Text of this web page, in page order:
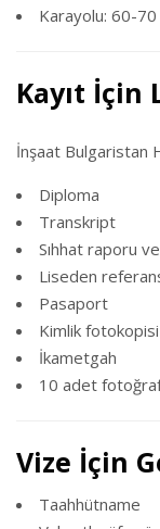
Karayolu: 60-
Kayıt İçin
İnşaat Bulgaristan
Diploma
Transkript
Sıhhat raporu
Liseden
Pasaport
Kimlik fotokopisi
İkametgah
10 adet
Vize İçin
Taahhütname